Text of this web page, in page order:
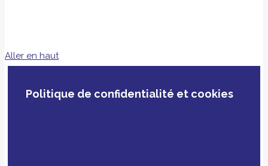
Aller en haut
Politique de confidentialité et cookies